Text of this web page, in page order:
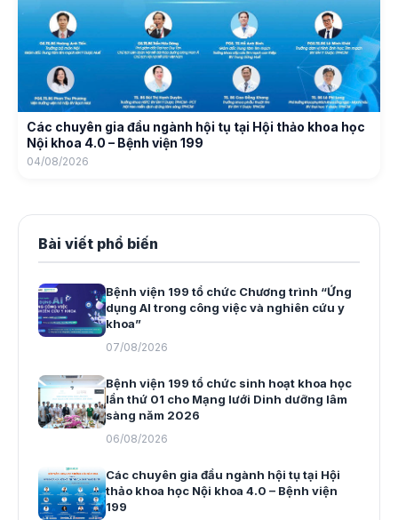
Các chuyên gia đầu ngành hội tụ tại Hội thảo khoa học
Nội khoa 4.0 – Bệnh viện 199
04/08/2026
Bài viết phổ biến
Bệnh viện 199 tổ chức Chương trình “Ứng
dụng AI trong công việc và nghiên cứu y
khoa”
07/08/2026
Bệnh viện 199 tổ chức sinh hoạt khoa học
lần thứ 01 cho Mạng lưới Dinh dưỡng lâm
sàng năm 2026
06/08/2026
Các chuyên gia đầu ngành hội tụ tại Hội
thảo khoa học Nội khoa 4.0 – Bệnh viện
199